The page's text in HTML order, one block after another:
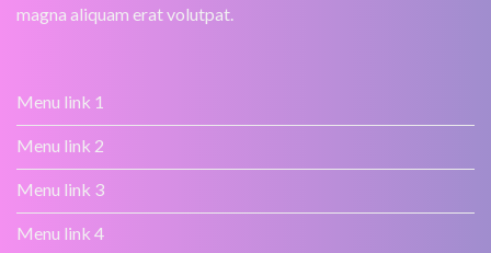
magna aliquam erat volutpat.
Menu link 1
Menu link 2
Menu link 3
Menu link 4